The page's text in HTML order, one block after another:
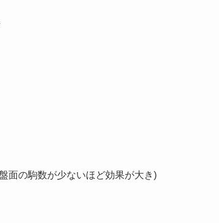
面の駒数が少ないほど効果が大き)